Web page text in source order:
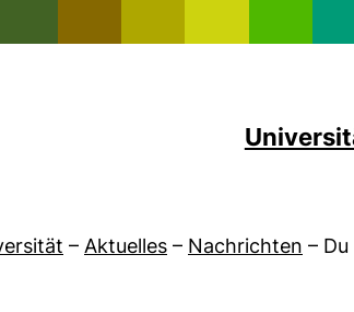
– Aktuelles – Nachrichten –